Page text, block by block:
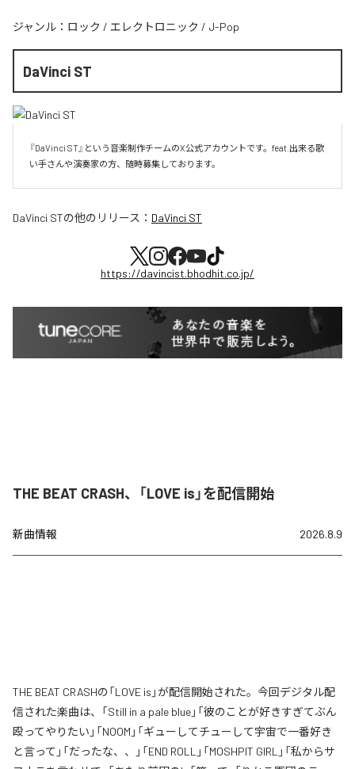
ジャンル： ロック / エレクトロニック / J-Pop
DaVinci ST
『DaVinci ST』という音楽制作チームのX公式アカウントです。feat.出来る歌
い手さんや演奏家の方、随時募集しております。
DaVinci STの他のリリース： DaVinci ST
https://davincist.bhodhit.co.jp/
THE BEAT CRASH、「LOVE is」を配信開始
新曲情報 2026.8.9
THE BEAT CRASHの「LOVE is」が配信開始された。今回デジタル配
信された楽曲は、「Still in a pale blue」「彼のことが好きすぎてぶん
殴ってやりたい」「NOOM」「ギューしてチューして宇宙で一番好き
と言って」「だったな、、」「END ROLL」「MOSHPIT GIRL」「私からサ